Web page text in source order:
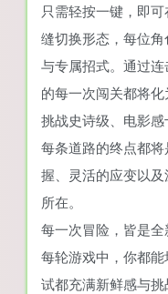
只需轻按一键，即
缝切换形态，每位
与专属招式。通过
的每一次闯关都将化
挑战史诗级、电影
每条道路的终点都
握、灵活的应变以
所在。
每一次冒险，皆是
每轮游戏中，你都
试都充满新鲜感与